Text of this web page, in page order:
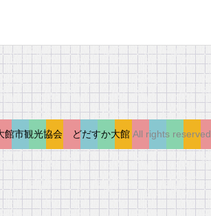
館市観光協会 どだすか大館All rights reserved.